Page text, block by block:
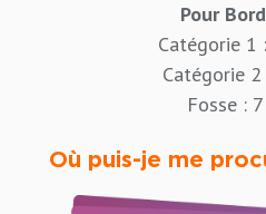
Pour
Catégorie 1
Catégorie
Fosse :
Où puis-je me